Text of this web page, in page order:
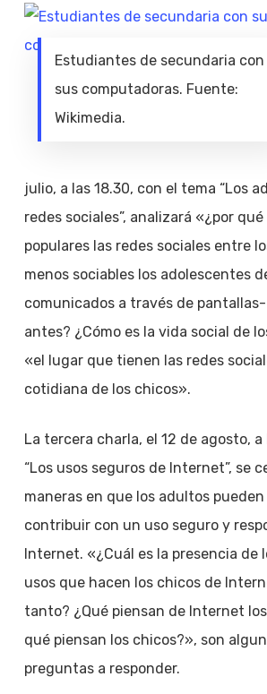
Estudiantes de secundaria con
sus computadoras. Fuente:
Wikimedia.
julio, a las 18.30, con el tema “Los
redes sociales”, analizará «¿por
populares las redes sociales entre
menos sociables los adolescentes
comunicados a través de
antes? ¿Cómo es la vida social de
«el lugar que tienen las redes
cotidiana de los chicos».
La tercera charla, el 12 de agosto, a
“Los usos seguros de Internet”, se
maneras en que los adultos
contribuir con un uso seguro y
Internet. «¿Cuál es la presencia de
usos que hacen los chicos de
tanto? ¿Qué piensan de Internet
qué piensan los chicos?», son
preguntas a responder.